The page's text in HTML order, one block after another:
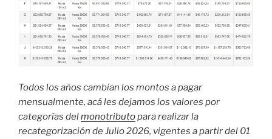
Todos los años cambian los montos a pagar
mensualmente, acá les dejamos los valores por
categorías delmonotributopara realizar la
recategorización de Julio 2026, vigentes a partir del 01